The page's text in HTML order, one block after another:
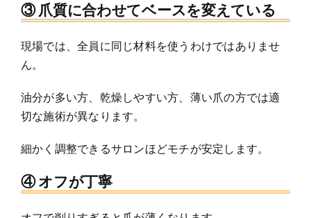
③ 爪質に合わせてベースを変えている
現場では、全員に同じ材料を使うわけではありませ
ん。
油分が多い方、乾燥しやすい方、薄い爪の方では適
切な施術が異なります。
細かく調整できるサロンほどモチが安定します。
④ オフが丁寧